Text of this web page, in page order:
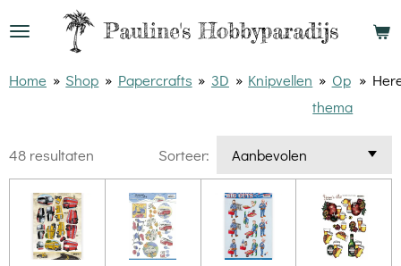
Ga
naar
Pauline'sHobbyparadijs
Home » Shop » Papercrafts » 3D » Knipvellen » Op
thema
»
48 resultaten Sorteer: